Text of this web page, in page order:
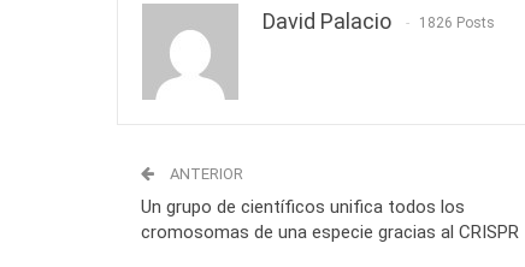
David Palacio 1826 Posts
ANTERIOR
Un grupo de científicos unifica todos los
cromosomas de una especie gracias al CRISPR